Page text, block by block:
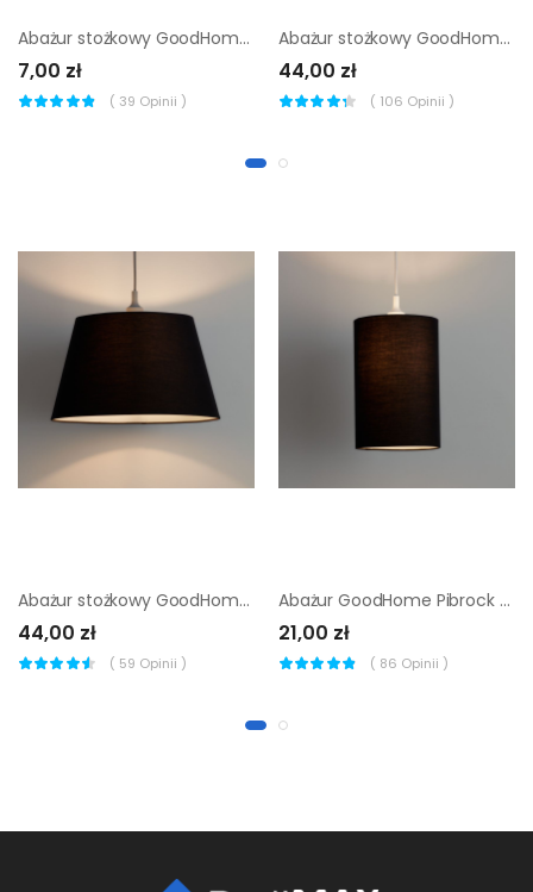
Abażur stożkowy GoodHome Lokombi XS czarny
7,00 zł
( 39 Opinii )
Abażur stożkowy GoodHome Lokombi XL kremowy
44,00 zł
( 106 Opinii )
Abażur stożkowy GoodHome Lokombi XL czarny
44,00 zł
( 59 Opinii )
Abażur GoodHome Pibrock Tuba czarny
21,00 zł
( 86 Opinii )